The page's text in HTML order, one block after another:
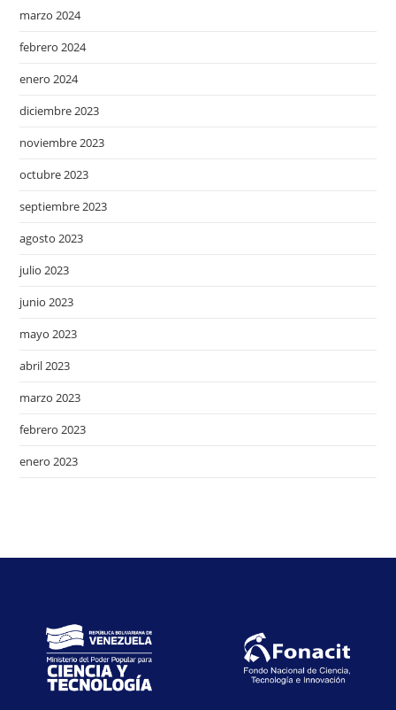
marzo 2024
febrero 2024
enero 2024
diciembre 2023
noviembre 2023
octubre 2023
septiembre 2023
agosto 2023
julio 2023
junio 2023
mayo 2023
abril 2023
marzo 2023
febrero 2023
enero 2023